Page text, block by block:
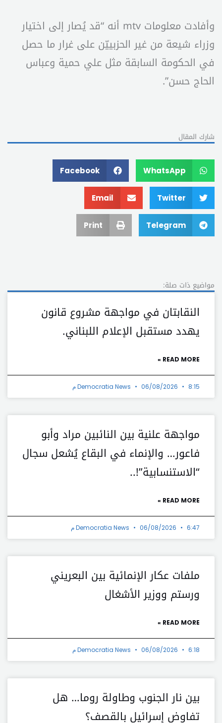
وأفادت معلومات mtv أنه “قد يُصار إلى اختيار
وزراء شيعة من غير الحزبييّن على غرار ما حصل
في الحكومة السابقة مثل علي حمية وعباس
الحاج حسن”.
شارك المقال
WhatsApp
Facebook
Twitter
Email
Telegram
Print
مواضيع ذات صلة:
النقابتان في مواجهة مشروع قانون
يهدد مستقبل الإعلام اللبناني.
READ MORE »
Democratia News 06/08/2026 8:15 م
مواجهة علنية بين النائبين مراد وأبو
فاعور… والإنماء في البقاع يُشعل سجال
“الاستنسابية”!..
READ MORE »
Democratia News 06/08/2026 6:47 م
ملفات عكار الإنمائية بين البعريني
ورستم ووزير الأشغال
READ MORE »
Democratia News 06/08/2026 6:18 م
بين نار الجنوب وطاولة روما… هل
تفاوض إسرائيل بالقصف؟